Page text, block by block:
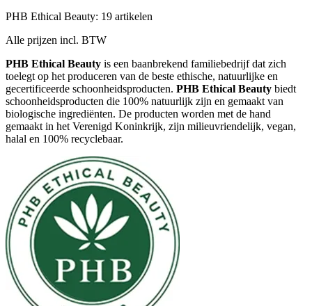
PHB Ethical Beauty: 19 artikelen
Alle prijzen incl. BTW
PHB Ethical Beauty is een baanbrekend familiebedrijf dat zich
toelegt op het produceren van de beste ethische, natuurlijke en
gecertificeerde schoonheidsproducten. PHB Ethical Beauty biedt
schoonheidsproducten die 100% natuurlijk zijn en gemaakt van
biologische ingrediënten. De producten worden met de hand
gemaakt in het Verenigd Koninkrijk, zijn milieuvriendelijk, vegan,
halal en 100% recyclebaar.